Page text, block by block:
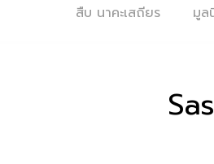
สืบ นาคะเสถียร มูล